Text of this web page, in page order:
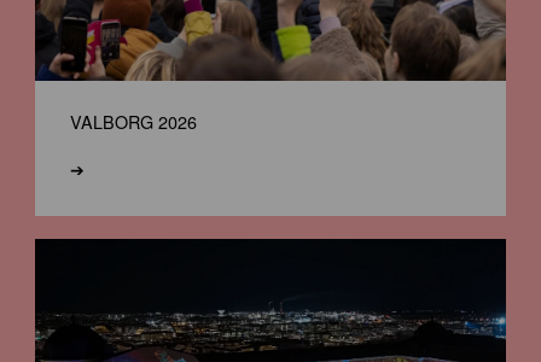
VALBORG 2026
➔